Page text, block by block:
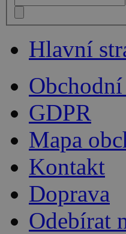
Hlavní
GDPR
Mapa
Kontakt
Doprava
Odebírat